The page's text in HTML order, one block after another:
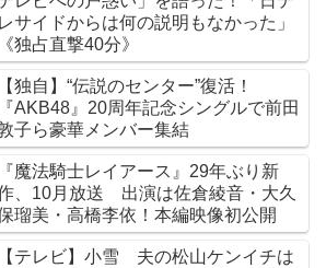
レサイドからは何の説明もなかった」
《独占直撃40分》
【独自】“伝説のセンター”復活！
『AKB48』20周年記念シングルで前田
子ら豪華メンバー集結
『魔法騎士レイアース』29年ぶり新
、10月放送 出演は佐倉綾音・大久
瑠美・高橋李依！本編映像初公開
【テレビ】小雪 夫の松山ケンイチは